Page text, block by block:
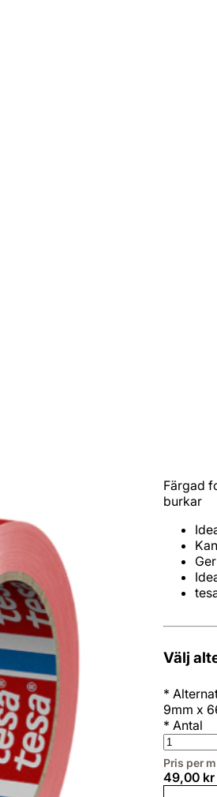
Färgad
burkar
Välj
*
9mm x
* Antal
Pris per
49,00 kr